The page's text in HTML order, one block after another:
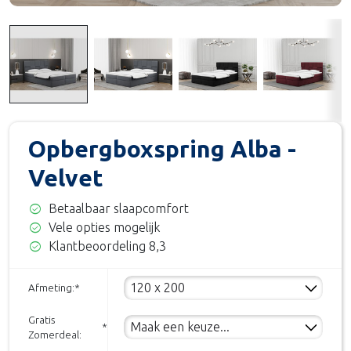
Opbergboxspring Alba -
Velvet
check_circle Betaalbaar slaapcomfort
check_circle Vele opties mogelijk
check_circle Klantbeoordeling 8,3
Afmeting:*
Gratis
Zomerdeal:
*